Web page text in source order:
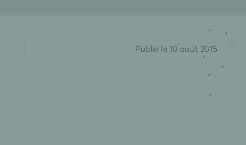
Publié le 10 août 2015